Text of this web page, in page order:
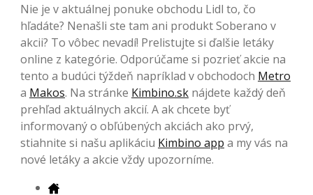
Nie je v aktuálnej ponuke obchodu Lidl to, čo
hľadáte? Nenašli ste tam ani produkt Soberano v
akcii? To vôbec nevadí! Prelistujte si ďalšie letáky
online z kategórie. Odporúčame si pozrieť akcie na
tento a budúci týždeň napríklad v obchodoch Metro
a Makos. Na stránke Kimbino.sk nájdete každý deň
prehľad aktuálnych akcií. A ak chcete byť
informovaný o obľúbených akciách ako prvý,
stiahnite si našu aplikáciu Kimbino app a my vás na
nové letáky a akcie vždy upozorníme.